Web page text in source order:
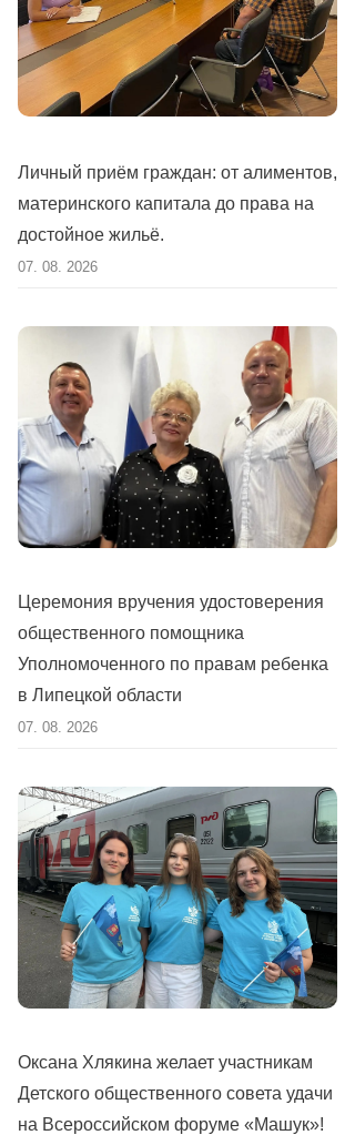
Личный приём граждан: от алиментов,
материнского капитала до права на
достойное жильё.
07. 08. 2026
Церемония вручения удостоверения
общественного помощника
Уполномоченного по правам ребенка
в Липецкой области
07. 08. 2026
Оксана Хлякина желает участникам
Детского общественного совета удачи
на Всероссийском форуме «Машук»!